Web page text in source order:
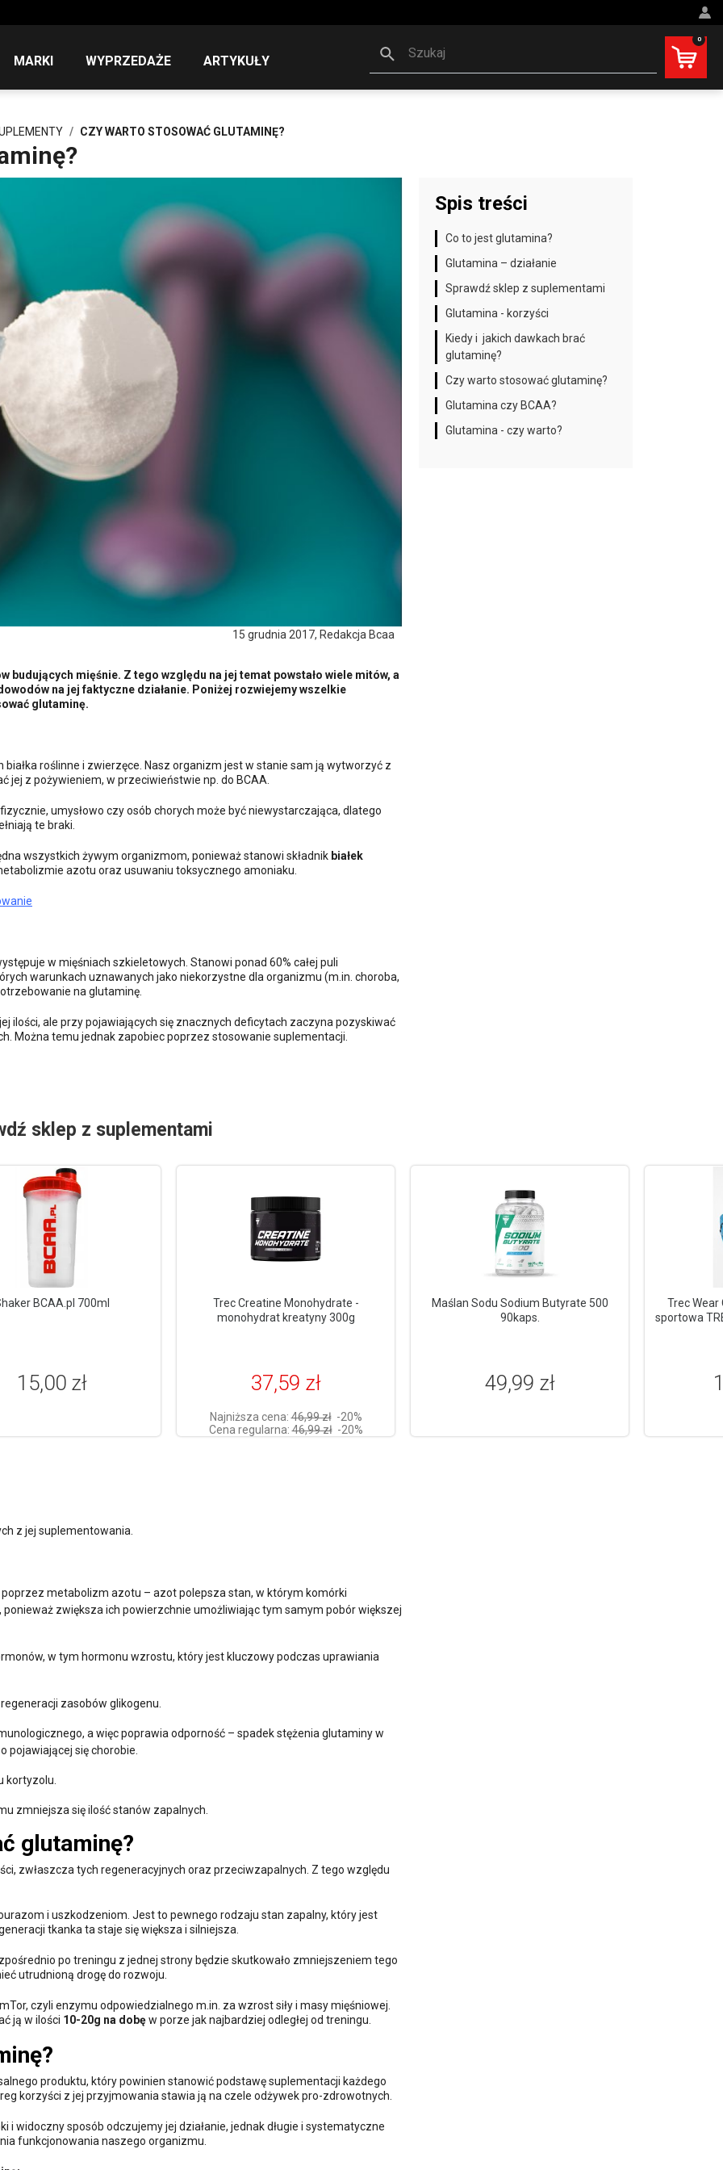
MARKI WYPRZEDAŻE ARTYKUŁY
Szukaj
0
CZY WARTO STOSOWAĆ GLUTAMINĘ?
15 grudnia 2017, Redakcja Bcaa
budujących mięśnie. Z tego względu na jej temat powstało wiele mitów, a
na jej faktyczne działanie. Poniżej rozwiejemy wszelkie
glutaminę.
roślinne i zwierzęce. Nasz organizm jest w stanie sam ją wytworzyć z
z pożywieniem, w przeciwieństwie np. do BCAA.
umysłowo czy osób chorych może być niewystarczająca, dlatego
te braki.
wszystkich żywym organizmom, ponieważ stanowi składnik białek
azotu oraz usuwaniu toksycznego amoniaku.
w mięśniach szkieletowych. Stanowi ponad 60% całej puli
warunkach uznawanych jako niekorzystne dla organizmu (m.in. choroba,
na glutaminę.
ilości, ale przy pojawiających się znacznych deficytach zaczyna pozyskiwać
Można temu jednak zapobiec poprzez stosowanie suplementacji.
sklep z suplementami
BCAA.pl 700ml
15,00 zł
Trec Creatine Monohydrate -
monohydrat kreatyny 300g
37,59 zł
Najniższa cena:46,99 zł -20%
Cena regularna:46,99 zł -20%
Maślan Sodu Sodium Butyrate 500
90kaps.
49,99 zł
Trec
sportowa
z jej suplementowania.
metabolizm azotu – azot polepsza stan, w którym komórki
zwiększa ich powierzchnie umożliwiając tym samym pobór większej
w tym hormonu wzrostu, który jest kluczowy podczas uprawiania
zasobów glikogenu.
a więc poprawia odporność – spadek stężenia glutaminy w
się chorobie.
kortyzolu.
zmniejsza się ilość stanów zapalnych.
glutaminę?
zwłaszcza tych regeneracyjnych oraz przeciwzapalnych. Z tego względu
i uszkodzeniom. Jest to pewnego rodzaju stan zapalny, który jest
tkanka ta staje się większa i silniejsza.
po treningu z jednej strony będzie skutkowało zmniejszeniem tego
utrudnioną drogę do rozwoju.
czyli enzymu odpowiedzialnego m.in. za wzrost siły i masy mięśniowej.
ją w ilości 10-20g na dobęw porze jak najbardziej odległej od treningu.
produktu, który powinien stanowić podstawę suplementacji każdego
korzyści z jej przyjmowania stawia ją na czele odżywek pro-zdrowotnych.
i widoczny sposób odczujemy jej działanie, jednak długie i systematyczne
funkcjonowania naszego organizmu.
Spis treści
Co to jest glutamina?
Glutamina – działanie
Sprawdź sklep z suplementami
Glutamina - korzyści
Kiedy i jakich dawkach brać
glutaminę?
Czy warto stosować glutaminę?
Glutamina czy BCAA?
Glutamina - czy warto?